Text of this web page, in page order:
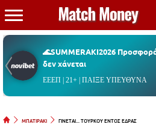
🌊SUMMERAKI2026
δεν χάνεται
ΕΕΕΠ | 21+ | ΠΑΙΞΕ ΥΠΕΥΘΥΝΑ
ΜΠΑΤΙΡΑΚΙ ΓΙΝΕΤΑΙ... ΤΟΥΡΚΟΥ ΕΝΤΟΣ ΕΔΡΑΣ